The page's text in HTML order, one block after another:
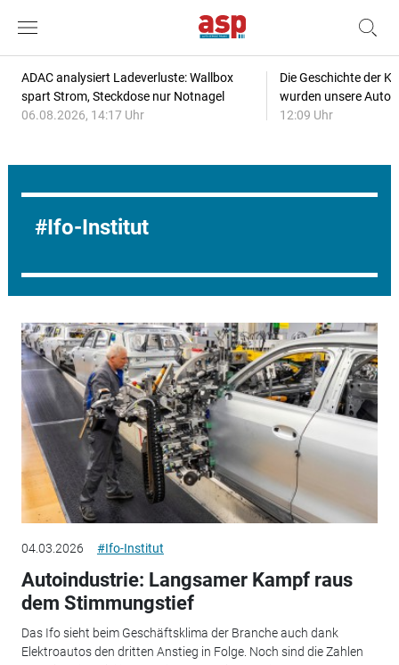
ADAC analysiert Ladeverluste: Wallbox
spart Strom, Steckdose nur Notnagel
06.08.2026, 14:17 Uhr
Die Geschichte der
wurden unsere
12:09 Uhr
Ifo-Institut
04.03.2026 #Ifo-Institut
Autoindustrie: Langsamer Kampf raus
dem Stimmungstief
Das Ifo sieht beim Geschäftsklima der Branche auch dank
Elektroautos den dritten Anstieg in Folge. Noch sind die Zahlen